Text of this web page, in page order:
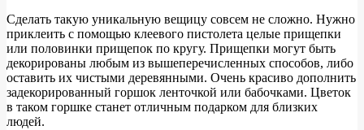
Сделать такую уникальную вещицу совсем не сложно. Нужно
приклеить с помощью клеевого пистолета целые прищепки
или половинки прищепок по кругу. Прищепки могут быть
декорированы любым из вышеперечисленных способов, либо
оставить их чистыми деревянными. Очень красиво дополнить
задекорированный горшок ленточкой или бабочками. Цветок
в таком горшке станет отличным подарком для близких
людей.